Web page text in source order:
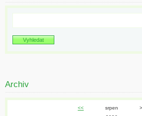
Archiv
<< srpen